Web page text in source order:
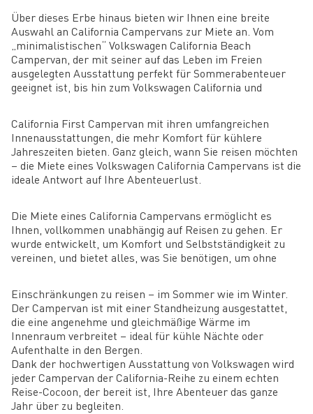
Über dieses Erbe hinaus bieten wir Ihnen eine breite
Auswahl an California Campervans zur Miete an. Vom
„minimalistischen“ Volkswagen California Beach
Campervan, der mit seiner auf das Leben im Freien
ausgelegten Ausstattung perfekt für Sommerabenteuer
geeignet ist, bis hin zum Volkswagen California und
California First Campervan mit ihren umfangreichen
Innenausstattungen, die mehr Komfort für kühlere
Jahreszeiten bieten. Ganz gleich, wann Sie reisen möchten
– die Miete eines Volkswagen California Campervans ist die
ideale Antwort auf Ihre Abenteuerlust.
Die Miete eines California Campervans ermöglicht es
Ihnen, vollkommen unabhängig auf Reisen zu gehen. Er
wurde entwickelt, um Komfort und Selbstständigkeit zu
vereinen, und bietet alles, was Sie benötigen, um ohne
Einschränkungen zu reisen – im Sommer wie im Winter.
Der Campervan ist mit einer Standheizung ausgestattet,
die eine angenehme und gleichmäßige Wärme im
Innenraum verbreitet – ideal für kühle Nächte oder
Aufenthalte in den Bergen.
Dank der hochwertigen Ausstattung von Volkswagen wird
jeder Campervan der California-Reihe zu einem echten
Reise-Cocoon, der bereit ist, Ihre Abenteuer das ganze
Jahr über zu begleiten.